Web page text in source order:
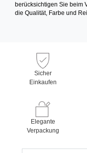
berücksichtigen Sie beim
die Qualität, Farbe und
Sicher
Einkaufen
Elegante
Verpackung